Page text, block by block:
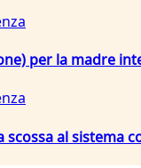
per la madre
scossa al sistema